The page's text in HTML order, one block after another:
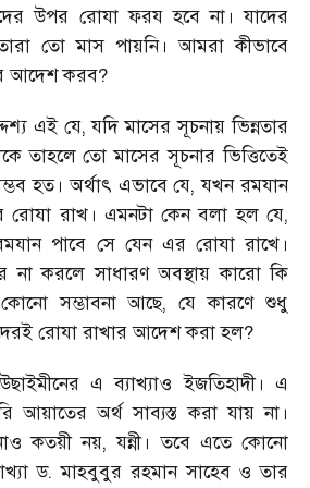
উপর রোযা ফরয হবে না। যাদের
তো মাস পায়নি। আমরা কীভাবে
আদেশ করব?
এই যে, যদি মাসের সূচনায় ভিন্নতার
তাহলে তো মাসের সূচনার ভিত্তিতেই
হত। অর্থাৎ এভাবে যে, যখন রমযান
রাখ। এমনটা কেন বলা হল যে,
পাবে সে যেন এর রোযা রাখে।
না করলে সাধারণ অবস্থায় কারো কি
সম্ভাবনা আছে, যে কারণে শুধু
রোযা রাখার আদেশ করা হল?
এ ব্যাখ্যাও ইজতিহাদী। এ
আয়াতের অর্থ সাব্যস্ত করা যায় না।
কতয়ী নয়, যন্নী। তবে এতে কোনো
ড. মাহবুবুর রহমান সাহেব ও তার